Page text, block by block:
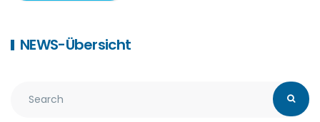
NEWS-Übersicht